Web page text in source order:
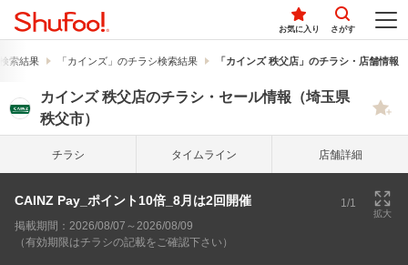
お気に入り さがす
索結果 「カインズ」のチラシ検索結果 「カインズ 秩父店」のチラシ・店舗情報
カインズ 秩父店のチラシ・セール情報（埼玉県
秩父市）
チラシ タイム ライン 店舗詳細
CAINZ Pay_ポイント10倍_8月は2回開催 1/1
拡大
掲載期間：2026/08/07～2026/08/09
（有効期限はチラシの記載をご確認下さい）